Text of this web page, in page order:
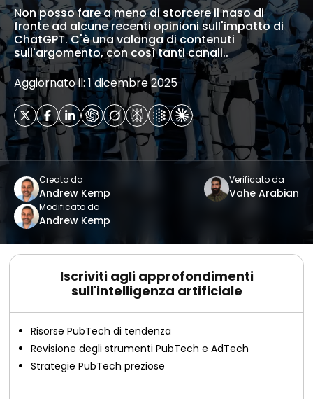
Non posso fare a meno di storcere il naso di
fronte ad alcune recenti opinioni sull'impatto di
ChatGPT. C'è una valanga di contenuti
sull'argomento, con così tanti canali..
Aggiornato il: 1 dicembre 2025
Creato da
Andrew Kemp
Verificato da
Vahe Arabian
Modificato da
Andrew Kemp
Iscriviti agli approfondimenti
sull'intelligenza artificiale
Risorse PubTech di tendenza
Revisione degli strumenti PubTech e AdTech
Strategie PubTech preziose